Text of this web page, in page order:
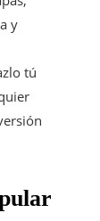
y
tú